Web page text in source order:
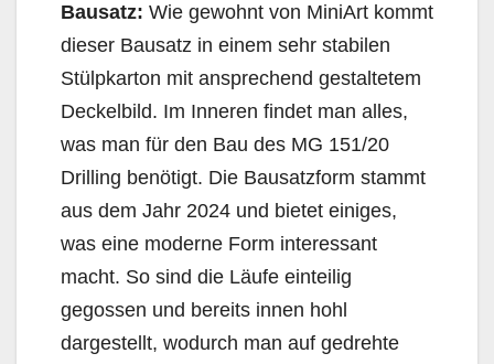
Bausatz: Wie gewohnt von MiniArt kommt
dieser Bausatz in einem sehr stabilen
Stülpkarton mit ansprechend gestaltetem
Deckelbild. Im Inneren findet man alles,
was man für den Bau des MG 151/20
Drilling benötigt. Die Bausatzform stammt
aus dem Jahr 2024 und bietet einiges,
was eine moderne Form interessant
macht. So sind die Läufe einteilig
gegossen und bereits innen hohl
dargestellt, wodurch man auf gedrehte